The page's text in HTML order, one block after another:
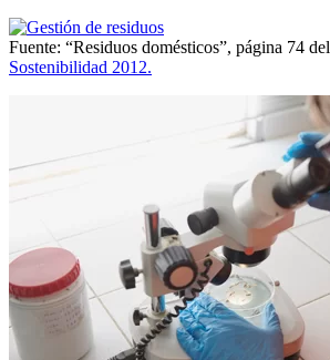
Fuente: “Residuos domésticos”, página 74 del
Sostenibilidad 2012.